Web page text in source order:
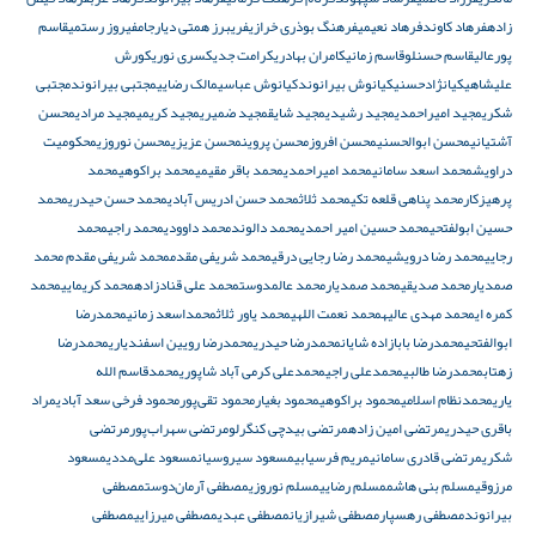
زادهفرهاد کاوندفرهاد نعیمیفرهنگ بوذری خرازیفریبرز همتی دیارجامفیروز رستمیقاسم
پورعالیقاسم حسنلوقاسم زمانیکامران بهادریکرامت جدیکسری نوریکورش
علیشاهیکیانژادحسنیکیانوش بیرانوندکیانوش عباسیمالک رضاییمجتبی بیرانوندمجتبی
شکریمجید امیراحمدیمجید رشیدیمجید شایقمجید ضمیریمجید کریمیمجید مرادیمحسن
آشتیانیمحسن ابوالحسنیمحسن افروزمحسن پروینمحسن عزیزیمحسن نوروزیمحکومیت
دراویشمحمد اسعد سامانیمحمد امیراحمدیمحمد باقر مقیمیمحمد براکوهیمحمد
پرهیزکارمحمد پناهی قلعه تکیمحمد ثلاثمحمد حسن ادریس آبادیمحمد حسن حیدریمحمد
حسین ابولفتحیمحمد حسین امیر احمدیمحمد دالوندمحمد داوودیمحمد راجیمحمد
رجاییمحمد رضا درویشیمحمد رضا رجایی درقیمحمد شریفی مقدممحمد شریفی‌ مقدم محمد
صمدیارمحمد صدیقیمحمد صمدیارمحمد عالمدوستمحمد علی قنادزادهمحمد کریماییمحمد
کمره ایمحمد مهدی عالیهمحمد نعمت اللهیمحمد یاور ثلاثمحمداسعد زمانیمحمدرضا
ابوالفتحیمحمدرضا بابازاده شایانمحمدرضا حیدریمحمدرضا رویین اسفندیاریمحمدرضا
زهتابمحمدرضا طالبیمحمدعلی راجیمحمدعلی کرمی آباد شاپوریمحمدقاسم الله
یاریمحمدنظام اسلامیمحمود براکوهیمحمود بغیارمحمود تقی‌پورمحمود فرخی سعد آبادیمراد
باقری حیدریمرتضی امین زادهمرتضی بیدچی کنگرلومرتضی سهراب‌پورمرتضی
شکریمرتضی قادری سامانیمریم فرسیابیمسعود سیروسیانمسعود علی‌مددیمسعود
مرزوقیمسلم بنی هاشممسلم رضاییمسلم نوروزیمصطفی آرمان‌دوستمصطفی
بیرانوندمصطفی رهسپارمصطفی شیرازیانمصطفی عبدیمصطفی میرزاییمصطفی